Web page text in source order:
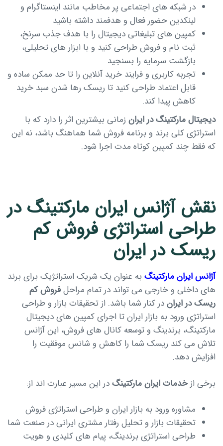
در شبکه های اجتماعی پر مخاطب مانند اینستاگرام و
لینکدین حضور فعال و هدفمند داشته باشید
کمپین های تبلیغاتی دیجیتال را با هدف جذب سرنخ،
ثبت نام و فروش طراحی کنید و با ابزار های تحلیلی،
بازگشت سرمایه را بسنجید
تجربه کاربری و فرایند خرید آنلاین را تا حد ممکن ساده و
قابل اعتماد طراحی کنید تا ریسک رها شدن سبد خرید
کاهش پیدا کند.
دیجیتال مارکتینگ در ایران زمانی بیشترین اثر را دارد که با
استراتژی کلی برند و برنامه فروش شما هماهنگ باشد، نه این
که فقط چند کمپین کوتاه مدت اجرا شود.
نقش آژانس ایران مارکتینگ در
طراحی استراتژی فروش کم
ریسک در ایران
آژانس ایران مارکتینگ به عنوان یک شریک استراتژیک برای برند
های داخلی و خارجی می تواند در تمام مراحلفروش کم
ریسک در ایراندر کنار شما باشد. از تحقیقات بازار و طراحی
استراتژی ورود به بازار ایران تا اجرای کمپین های دیجیتال
مارکتینگ، برندینگ و توسعه کانال های فروش، این آژانس
تلاش می کند ریسک شما را کاهش و شانس موفقیت را
افزایش دهد.
برخی ازخدمات ایران مارکتینگدر این مسیر عبارت اند از:
مشاوره ورود به بازار ایران و طراحی استراتژی فروش
تحقیقات بازار و تحلیل رفتار مشتری ایرانی در صنعت شما
طراحی استراتژی برندینگ، پیام های کلیدی و هویت